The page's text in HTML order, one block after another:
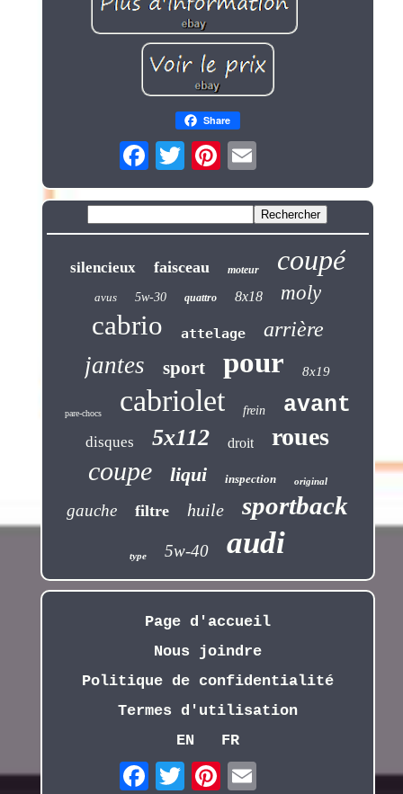
Share
silencieux faisceau moteur coupé
avus 5w-30 quattro 8x18 moly
cabrio attelage arrière
jantes sport pour 8x19
pare-chocs cabriolet frein avant
disques 5x112 droit roues
coupe liqui inspection original
gauche filtre huile sportback
type 5w-40 audi
Page d'accueil
Nous joindre
Politique de confidentialité
Termes d'utilisation
EN
FR